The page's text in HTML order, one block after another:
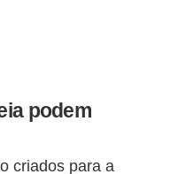
podem
criados para a